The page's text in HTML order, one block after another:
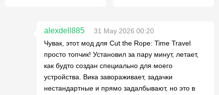
alexdell885
31 May 2026 00:20
Чувак, этот мод для Cut the Rope: Time Travel
просто топчик! Установил за пару минут, летает,
как будто создан специально для моего
устройства. Вика завораживает, задачки
нестандартные и прямо задалбывают, но это в